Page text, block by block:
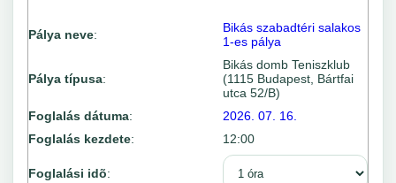
Pálya neve:
Bikás szabadtéri salakos
1-es pálya
Pálya típusa:
Bikás domb Teniszklub
(1115 Budapest, Bártfai
utca 52/B)
Foglalás dátuma:
2026. 07. 16.
Foglalás kezdete: 12:00
Foglalási idõ: